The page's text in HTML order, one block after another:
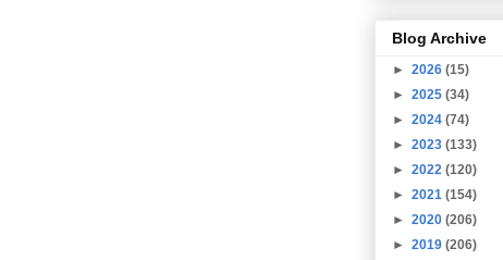
Blog Archive
► 2026 (15)
► 2025 (34)
► 2024 (74)
► 2023 (133)
► 2022 (120)
► 2021 (154)
► 2020 (206)
► 2019 (206)